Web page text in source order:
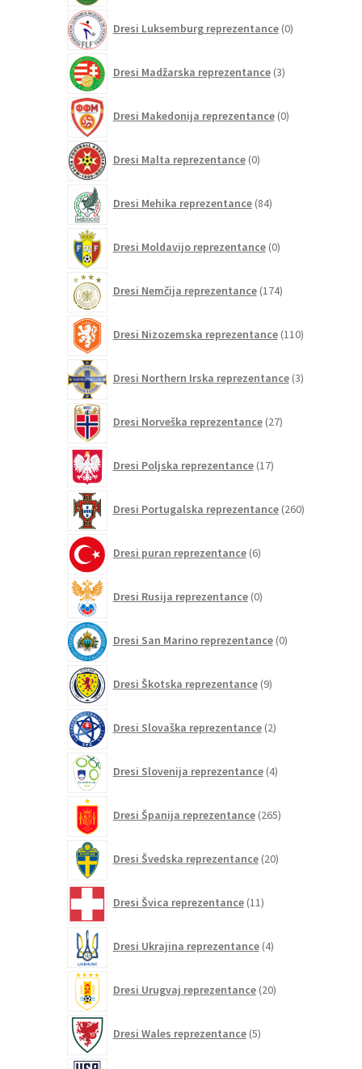
Dresi Luksemburg reprezentance 0izdelkov
Dresi Madžarska reprezentance 3izdelki
Dresi Makedonija reprezentance 0izdelkov
Dresi Malta reprezentance 0izdelkov
Dresi Mehika reprezentance 84izdelkov
Dresi Moldavijo reprezentance 0izdelkov
Dresi Nemčija reprezentance 174izdelkov
Dresi Nizozemska reprezentance 110izdelkov
Dresi Northern Irska reprezentance 3izdelki
Dresi Norveška reprezentance 27izdelkov
Dresi Poljska reprezentance 17izdelkov
Dresi Portugalska reprezentance 260izdelkov
Dresi puran reprezentance 6izdelkov
Dresi Rusija reprezentance 0izdelkov
Dresi San Marino reprezentance 0izdelkov
Dresi Škotska reprezentance 9izdelkov
Dresi Slovaška reprezentance 2izdelka
Dresi Slovenija reprezentance 4izdelki
Dresi Španija reprezentance 265izdelkov
Dresi Švedska reprezentance 20izdelkov
Dresi Švica reprezentance 11izdelkov
Dresi Ukrajina reprezentance 4izdelki
Dresi Urugvaj reprezentance 20izdelkov
Dresi Wales reprezentance 5izdelkov